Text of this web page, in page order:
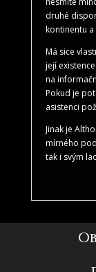
druhé
kontinentu
Má sice
její
na
Pokud je
asistenci
Jinak je
mírného
tak i svým